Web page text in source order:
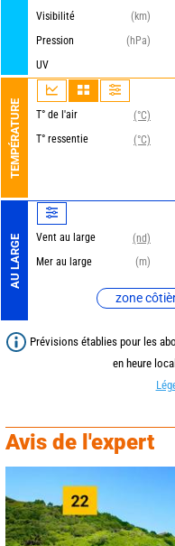
Visibilité
(km)
Pression
(hPa)
UV
TEMPÉRATURE T° de l'air
(°C)
T° ressentie
(°C)
AU LARGE Vent au large
(nd)
Mer au large
(m)
zone
Prévisions établies pour les
en heure
Avis de l'expert